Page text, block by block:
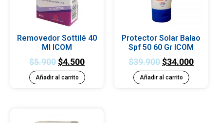
Removedor Sottilé 40
Ml ICOM
$5.900 $4.500
Añadir al carrito
Protector Solar Balao
Spf 50 60 Gr ICOM
$39.900 $34.000
Añadir al carrito